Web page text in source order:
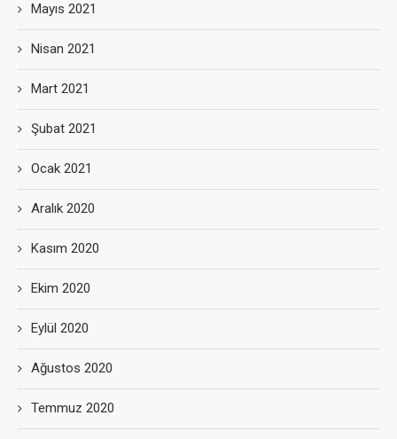
Mayıs 2021
Nisan 2021
Mart 2021
Şubat 2021
Ocak 2021
Aralık 2020
Kasım 2020
Ekim 2020
Eylül 2020
Ağustos 2020
Temmuz 2020